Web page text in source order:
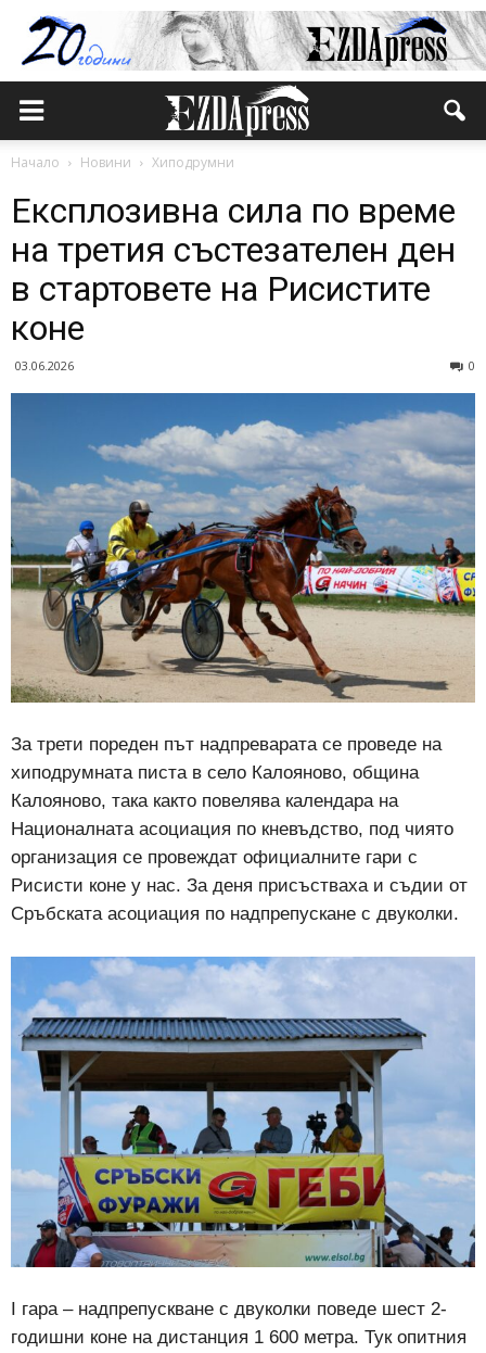
Начало Новини Хиподрумни
Експлозивна сила по време
на третия състезателен ден
в стартовете на Рисистите
коне
03.06.2026 0
За трети пореден път надпреварата се проведе на
хиподрумната писта в село Калояново, община
Калояново, така както повелява календара на
Националната асоциация по кневъдство, под чиято
организация се провеждат официалните гари с
Рисисти коне у нас. За деня присъстваха и съдии от
Сръбската асоциация по надпрепускане с двуколки.
I гара – надпрепускване с двуколки поведе шест 2-
годишни коне на дистанция 1 600 метра. Тук опитния